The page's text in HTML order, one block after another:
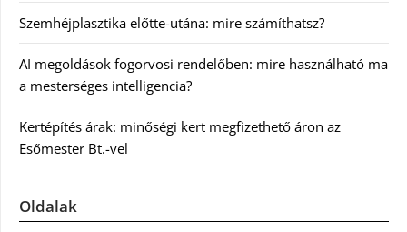
Szemhéjplasztika előtte-utána: mire számíthatsz?
AI megoldások fogorvosi rendelőben: mire használható ma
a mesterséges intelligencia?
Kertépítés árak: minőségi kert megfizethető áron az
Esőmester Bt.-vel
Oldalak